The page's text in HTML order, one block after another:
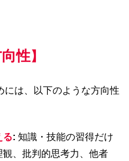
性】
には、以下のような方向性
る:知識・技能の習得だけ
、批判的思考力、他者